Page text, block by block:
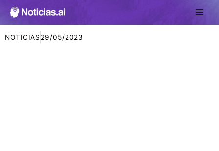
NOTICIAS 29/05/2023